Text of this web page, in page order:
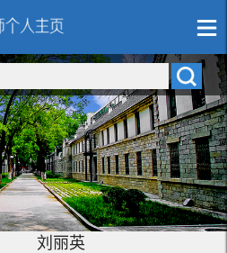
刘丽英